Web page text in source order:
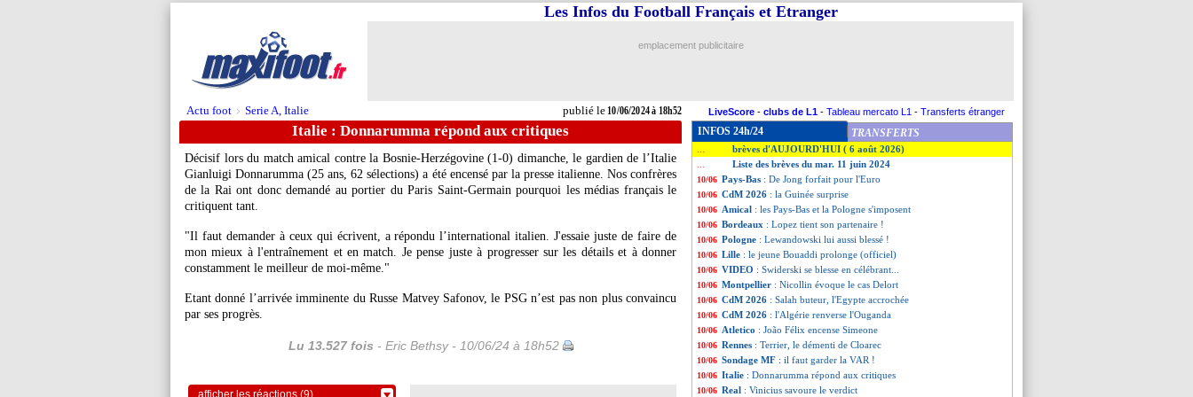
Actu foot > Serie A, Italie publié le10/06/2024 à 18h52
Les Infos du Football Français et Etranger
emplacement publicitaire
LiveScore - clubs de L1 - Tableau mercato L1 - Transferts étranger
Italie : Donnarumma répond aux critiques
Décisif lors du match amical contre la Bosnie-Herzégovine (1-0) dimanche, le gardien de l’Italie
Gianluigi Donnarumma (25 ans, 62 sélections) a été encensé par la presse italienne. Nos confrères
de la Rai ont donc demandé au portier du Paris Saint-Germain pourquoi les médias français le
critiquent tant.
"Il faut demander à ceux qui écrivent, a répondu l’international italien. J'essaie juste de faire de
mon mieux à l'entraînement et en match. Je pense juste à progresser sur les détails et à donner
constamment le meilleur de moi-même."
Etant donné l’arrivée imminente du Russe Matvey Safonov, le PSG n’est pas non plus convaincu
par ses progrès.
Lu 13.527 fois - Eric Bethsy - 10/06/24 à 18h52
afficher les réactions (9)
INFOS 24h/24 TRANSFERTS
brèves d'AUJOURD'HUI ( 6 août 2026)
Liste des brèves du mar. 11 juin 2024
10/06 Pays-Bas : De Jong forfait pour l'Euro
10/06 CdM 2026 : la Guinée surprise
10/06 Amical : les Pays-Bas et la Pologne s'imposent
10/06 Bordeaux : Lopez tient son partenaire !
10/06 Pologne : Lewandowski lui aussi blessé !
10/06 Lille : le jeune Bouaddi prolonge (officiel)
10/06 VIDEO : Swiderski se blesse en célébrant...
10/06 Montpellier : Nicollin évoque le cas Delort
10/06 CdM 2026 : Salah buteur, l'Egypte accrochée
10/06 CdM 2026 : l'Algérie renverse l'Ouganda
10/06 Atletico : João Félix encense Simeone
10/06 Rennes : Terrier, le démenti de Cloarec
10/06 Sondage MF : il faut garder la VAR !
10/06 Italie : Donnarumma répond aux critiques
10/06 Real : Vinicius savoure le verdict